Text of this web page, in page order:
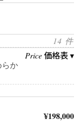
14 件
らか
Price価格表 ▾
¥198,000